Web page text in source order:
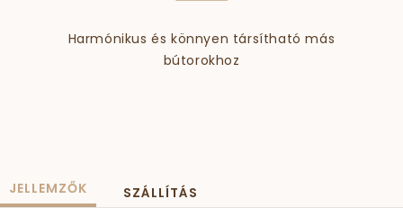
Harmónikus és könnyen társítható más
bútorokhoz
JELLEMZŐK SZÁLLÍTÁS